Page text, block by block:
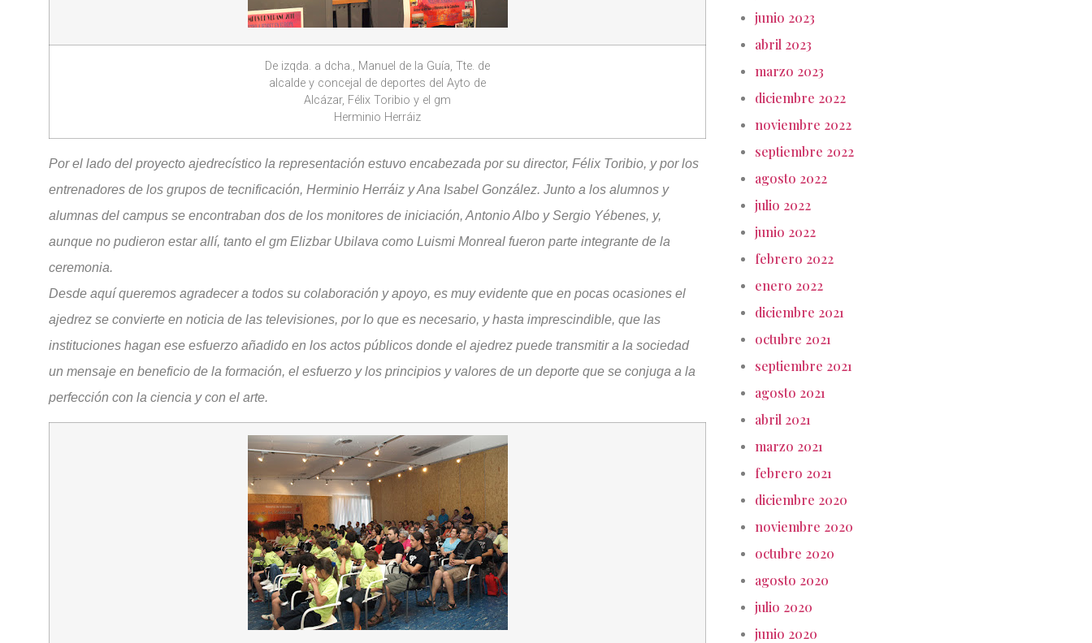
De izqda. a dcha., Manuel de la Guía, Tte. de
alcalde y concejal de deportes del Ayto de
Alcázar, Félix Toribio y el gm
Herminio Herráiz
Por el lado del proyecto ajedrecístico la representación estuvo encabezada por su director, Félix Toribio, y por los
entrenadores de los grupos de tecnificación, Herminio Herráiz y Ana Isabel González. Junto a los alumnos y
alumnas del campus se encontraban dos de los monitores de iniciación, Antonio Albo y Sergio Yébenes, y,
aunque no pudieron estar allí, tanto el gm Elizbar Ubilava como Luismi Monreal fueron parte integrante de la
ceremonia.
Desde aquí queremos agradecer a todos su colaboración y apoyo, es muy evidente que en pocas ocasiones el
ajedrez se convierte en noticia de las televisiones, por lo que es necesario, y hasta imprescindible, que las
instituciones hagan ese esfuerzo añadido en los actos públicos donde el ajedrez puede transmitir a la sociedad
un mensaje en beneficio de la formación, el esfuerzo y los principios y valores de un deporte que se conjuga a la
perfección con la ciencia y con el arte.
junio 2023
abril 2023
marzo 2023
diciembre 2022
noviembre 2022
septiembre 2022
agosto 2022
julio 2022
junio 2022
febrero 2022
enero 2022
diciembre 2021
octubre 2021
septiembre 2021
agosto 2021
abril 2021
marzo 2021
febrero 2021
diciembre 2020
noviembre 2020
octubre 2020
agosto 2020
julio 2020
junio 2020